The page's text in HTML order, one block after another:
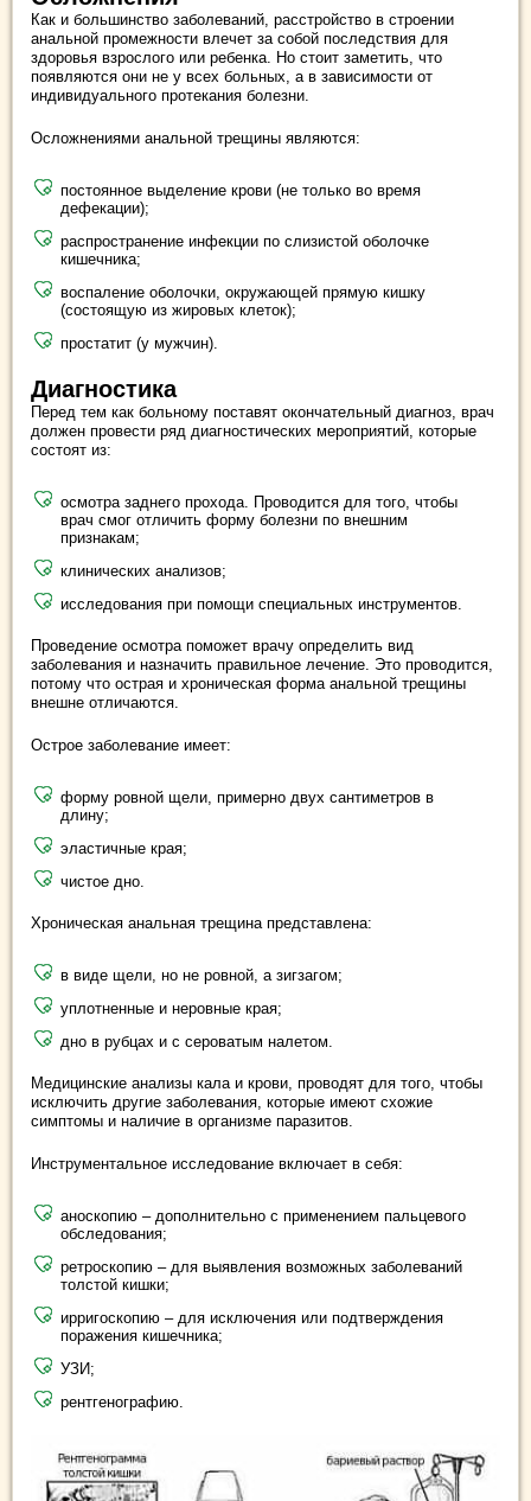
Как и большинство заболеваний, расстройство в строении
анальной промежности влечет за собой последствия для
здоровья взрослого или ребенка. Но стоит заметить, что
появляются они не у всех больных, а в зависимости от
индивидуального протекания болезни.
Осложнениями анальной трещины являются:
постоянное выделение крови (не только во время
дефекации);
распространение инфекции по слизистой оболочке
кишечника;
воспаление оболочки, окружающей прямую кишку
(состоящую из жировых клеток);
простатит (у мужчин).
Диагностика
Перед тем как больному поставят окончательный диагноз, врач
должен провести ряд диагностических мероприятий, которые
состоят из:
осмотра заднего прохода. Проводится для того, чтобы
врач смог отличить форму болезни по внешним
признакам;
клинических анализов;
исследования при помощи специальных инструментов.
Проведение осмотра поможет врачу определить вид
заболевания и назначить правильное лечение. Это проводится,
потому что острая и хроническая форма анальной трещины
внешне отличаются.
Острое заболевание имеет:
форму ровной щели, примерно двух сантиметров в
длину;
эластичные края;
чистое дно.
Хроническая анальная трещина представлена:
в виде щели, но не ровной, а зигзагом;
уплотненные и неровные края;
дно в рубцах и с сероватым налетом.
Медицинские анализы кала и крови, проводят для того, чтобы
исключить другие заболевания, которые имеют схожие
симптомы и наличие в организме паразитов.
Инструментальное исследование включает в себя:
аноскопию – дополнительно с применением пальцевого
обследования;
ретроскопию – для выявления возможных заболеваний
толстой кишки;
ирригоскопию – для исключения или подтверждения
поражения кишечника;
УЗИ;
рентгенографию.